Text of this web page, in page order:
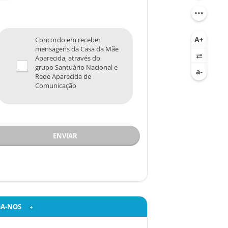
Concordo em receber
mensagens da Casa da Mãe
Aparecida, através do
grupo Santuário Nacional e
Rede Aparecida de
Comunicação
ENVIAR
NOS